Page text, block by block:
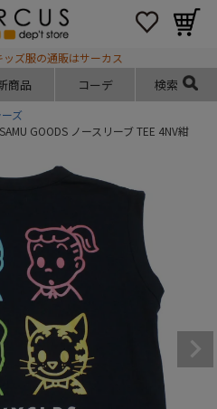
ズ服の通販はサーカス
商品 コーデ 検索
ズ
GOODS ノースリーブ TEE 4NV紺